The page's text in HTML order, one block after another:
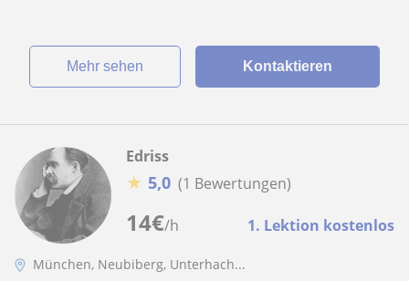
Mehr sehen Kontaktieren
14€/h 1. Lektion kostenlos
Edriss
★ 5,0 (1 Bewertungen)
München, Neubiberg, Unterhach...